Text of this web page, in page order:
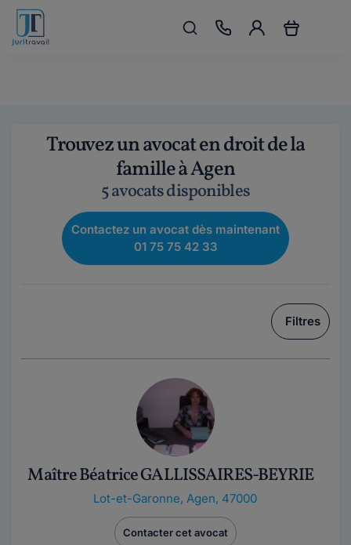
Trouvez un avocat en droit de la
famille à Agen
5 avocats disponibles
Contactez un avocat dès maintenant
01 75 75 42 33
Filtres
Maître Béatrice GALLISSAIRES-BEYRIE
Lot-et-Garonne, Agen, 47000
Contacter cet avocat